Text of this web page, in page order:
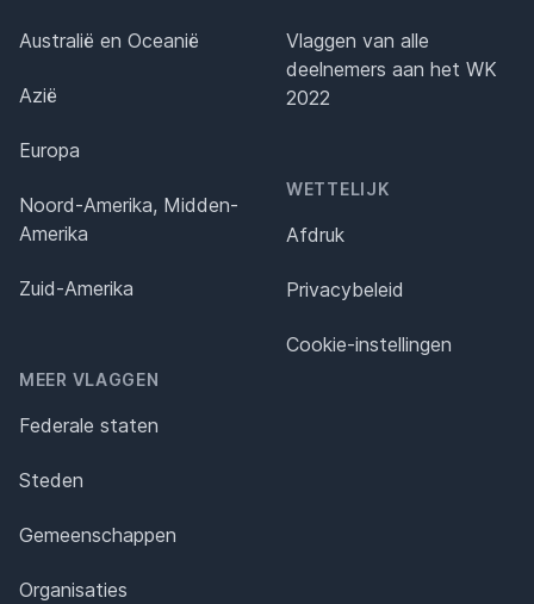
Australië en Oceanië
Azië
Europa
Noord-Amerika, Midden-
Amerika
Zuid-Amerika
MEER VLAGGEN
Federale staten
Steden
Gemeenschappen
Organisaties
Vlaggen van alle
deelnemers aan het WK
2022
WETTELIJK
Afdruk
Privacybeleid
Cookie-instellingen